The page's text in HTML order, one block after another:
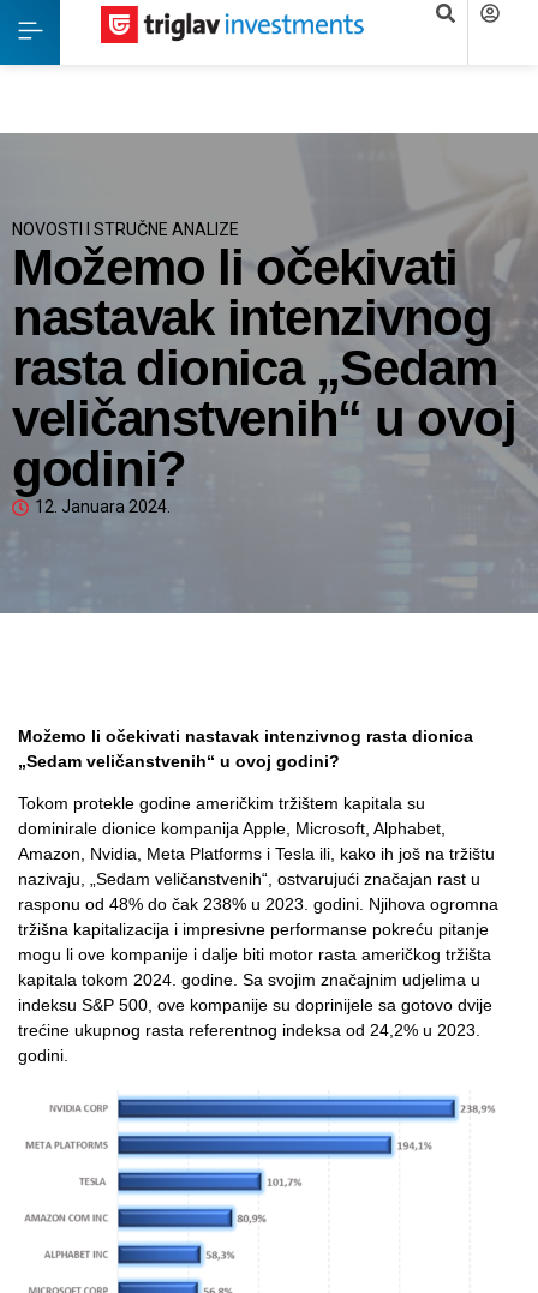
NOVOSTI I STRUČNE ANALIZE
Možemo li očekivati
nastavak intenzivnog
rasta dionica „Sedam
veličanstvenih“ u ovoj
godini?
12. Januara 2024.
Možemo li očekivati nastavak intenzivnog rasta dionica
„Sedam veličanstvenih“ u ovoj godini?
Tokom protekle godine američkim tržištem kapitala su
dominirale dionice kompanija Apple, Microsoft, Alphabet,
Amazon, Nvidia, Meta Platforms i Tesla ili, kako ih još na tržištu
nazivaju, „Sedam veličanstvenih“, ostvarujući značajan rast u
rasponu od 48% do čak 238% u 2023. godini. Njihova ogromna
tržišna kapitalizacija i impresivne performanse pokreću pitanje
mogu li ove kompanije i dalje biti motor rasta američkog tržišta
kapitala tokom 2024. godine. Sa svojim značajnim udjelima u
indeksu S&P 500, ove kompanije su doprinijele sa gotovo dvije
trećine ukupnog rasta referentnog indeksa od 24,2% u 2023.
godini.